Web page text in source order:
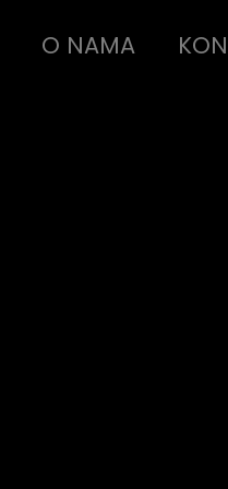
O NAMA